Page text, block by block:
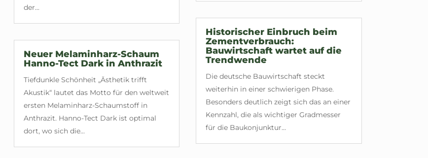
der...
Neuer Melaminharz-Schaum
Hanno-Tect Dark in Anthrazit
Tiefdunkle Schönheit „Ästhetik trifft
Akustik“ lautet das Motto für den weltweit
ersten Melaminharz-Schaumstoff in
Anthrazit. Hanno-Tect Dark ist optimal
dort, wo sich die...
Historischer Einbruch beim
Zementverbrauch:
Bauwirtschaft wartet auf die
Trendwende
Die deutsche Bauwirtschaft steckt
weiterhin in einer schwierigen Phase.
Besonders deutlich zeigt sich das an einer
Kennzahl, die als wichtiger Gradmesser
für die Baukonjunktur...